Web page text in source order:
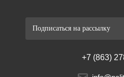
Подписаться на рассылку
+7 (863)